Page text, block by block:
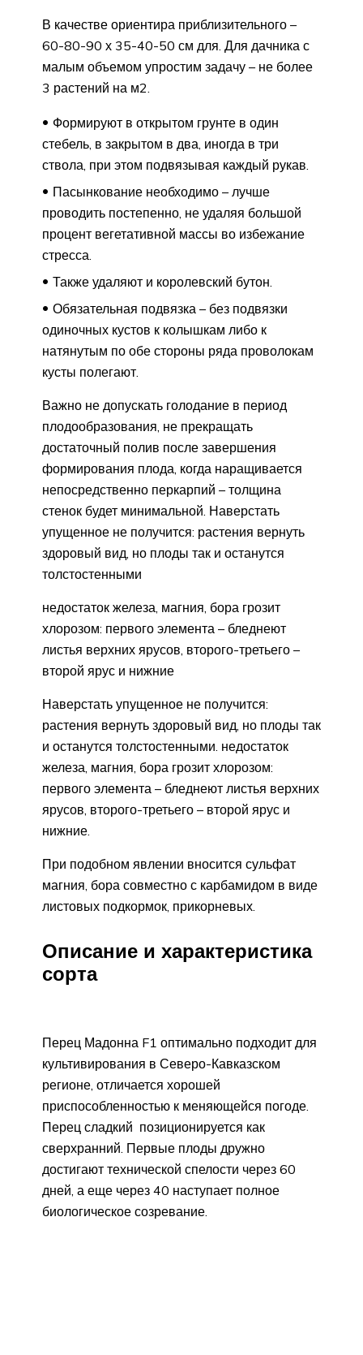
В качестве ориентира приблизительного –
60-80-90 х 35-40-50 см для. Для дачника с
малым объемом упростим задачу – не более
3 растений на м2.
Формируют в открытом грунте в один
стебель, в закрытом в два, иногда в три
ствола, при этом подвязывая каждый рукав.
Пасынкование необходимо – лучше
проводить постепенно, не удаляя большой
процент вегетативной массы во избежание
стресса.
Также удаляют и королевский бутон.
Обязательная подвязка – без подвязки
одиночных кустов к колышкам либо к
натянутым по обе стороны ряда проволокам
кусты полегают.
Важно не допускать голодание в период
плодообразования, не прекращать
достаточный полив после завершения
формирования плода, когда наращивается
непосредственно перкарпий – толщина
стенок будет минимальной. Наверстать
упущенное не получится: растения вернуть
здоровый вид, но плоды так и останутся
толстостенными
недостаток железа, магния, бора грозит
хлорозом: первого элемента – бледнеют
листья верхних ярусов, второго-третьего –
второй ярус и нижние
Наверстать упущенное не получится:
растения вернуть здоровый вид, но плоды так
и останутся толстостенными. недостаток
железа, магния, бора грозит хлорозом:
первого элемента – бледнеют листья верхних
ярусов, второго-третьего – второй ярус и
нижние.
При подобном явлении вносится сульфат
магния, бора совместно с карбамидом в виде
листовых подкормок, прикорневых.
Описание и характеристика
сорта
Перец Мадонна F1 оптимально подходит для
культивирования в Северо-Кавказском
регионе, отличается хорошей
приспособленностью к меняющейся погоде.
Перец сладкий позиционируется как
сверхранний. Первые плоды дружно
достигают технической спелости через 60
дней, а еще через 40 наступает полное
биологическое созревание.